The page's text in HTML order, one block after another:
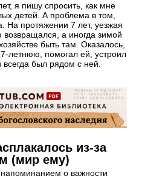
я пишу спросить, как мне
детей. А проблема в том,
На протяжении 7 лет, уезжая
а иногда зимой
быть там. Оказалось,
летнюю, помогал ей, устроил
всегда был рядом с ней.
из-за
(мир ему)
напоминанием о важности